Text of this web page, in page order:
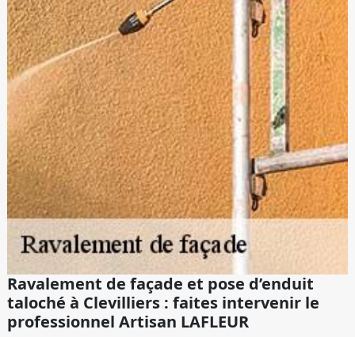
Ravalement de façade et pose d’enduit
taloché à Clevilliers : faites intervenir le
professionnel Artisan LAFLEUR